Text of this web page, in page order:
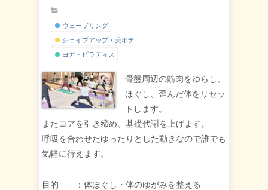
ウェーブリング
シェイプアップ・美ボディー
ヨガ・ピラティス
骨盤周辺の筋肉をゆらし、
ほぐし、歪んだ体をリセッ
トします。
またコアを引き締め、基礎代謝を上げます。
呼吸を合わせたゆったりとした動きなので誰でも
気軽に行えます。
目的 ：体ほぐし・体のゆがみを整える